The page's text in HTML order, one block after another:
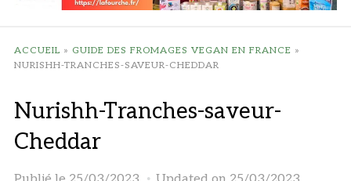
ACCUEIL » GUIDE DES FROMAGES VEGAN EN FRANCE »
NURISHH-TRANCHES-SAVEUR-CHEDDAR
Nurishh-Tranches-saveur-
Cheddar